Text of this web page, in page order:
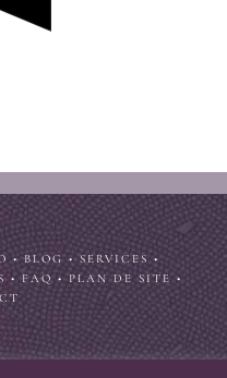
• BLOG • SERVICES
•
•FAQ• PLAN DE SITE